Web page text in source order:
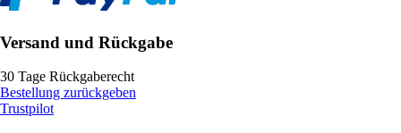
Versand und Rückgabe
30 Tage Rückgaberecht
Bestellung zurückgeben
Trustpilot